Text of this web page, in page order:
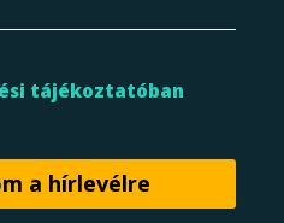
tájékoztatóban